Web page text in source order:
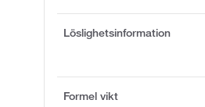
Löslighetsinformation
Formel vikt